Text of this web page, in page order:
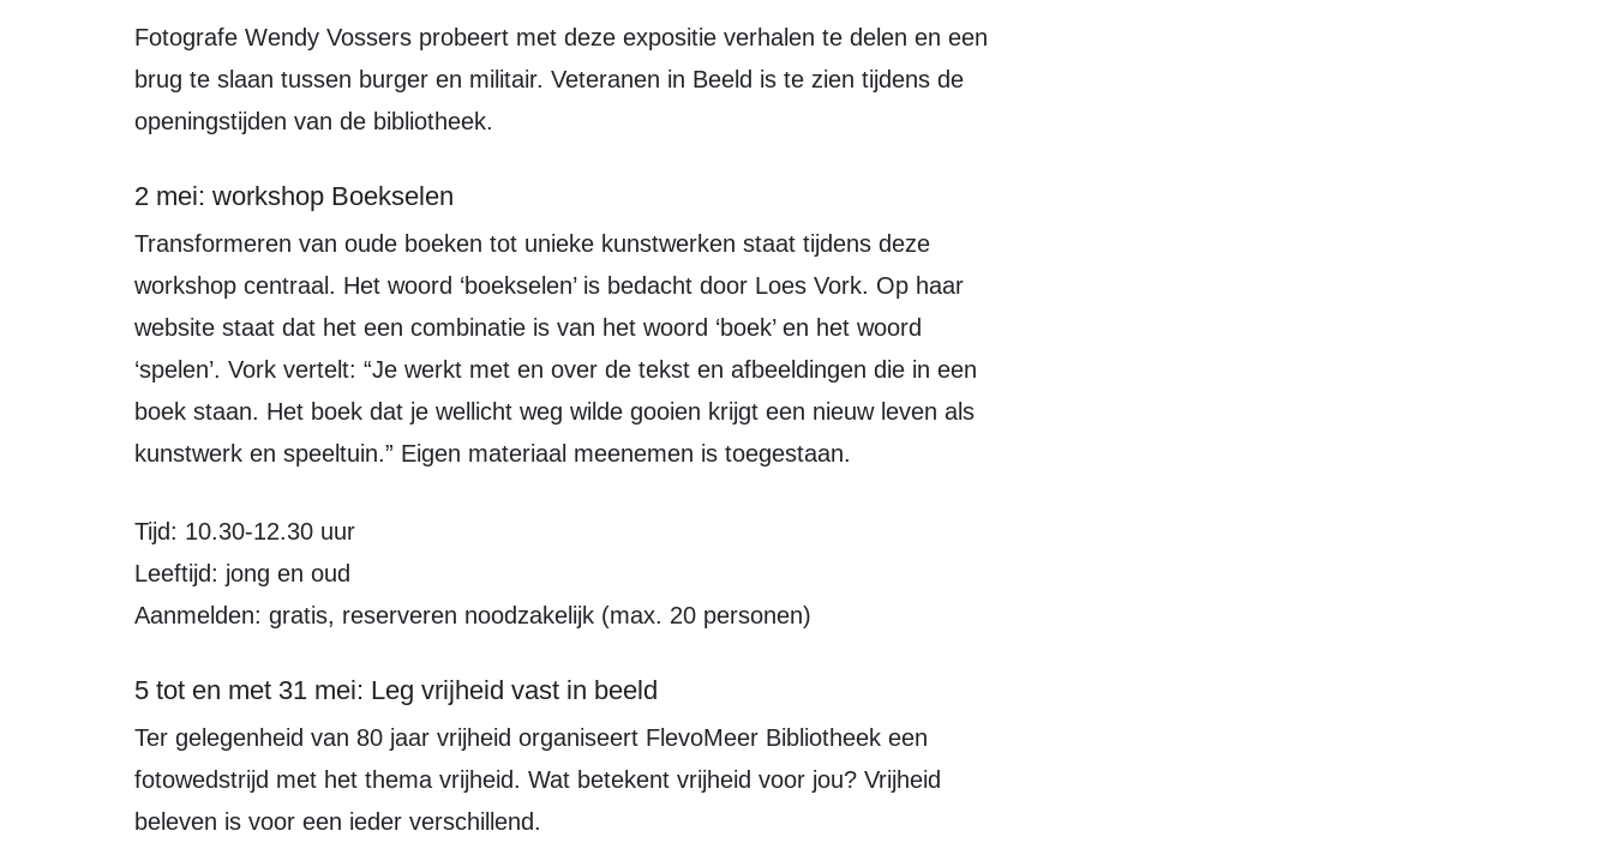
Fotografe Wendy Vossers probeert met deze expositie verhalen te delen en een
brug te slaan tussen burger en militair. Veteranen in Beeld is te zien tijdens de
openingstijden van de bibliotheek.
2 mei: workshop Boekselen
Transformeren van oude boeken tot unieke kunstwerken staat tijdens deze
workshop centraal. Het woord ‘boekselen’ is bedacht door Loes Vork. Op haar
website staat dat het een combinatie is van het woord ‘boek’ en het woord
‘spelen’. Vork vertelt: “Je werkt met en over de tekst en afbeeldingen die in een
boek staan. Het boek dat je wellicht weg wilde gooien krijgt een nieuw leven als
kunstwerk en speeltuin.” Eigen materiaal meenemen is toegestaan.
Tijd: 10.30-12.30 uur
Leeftijd: jong en oud
Aanmelden: gratis, reserveren noodzakelijk (max. 20 personen)
5 tot en met 31 mei: Leg vrijheid vast in beeld
Ter gelegenheid van 80 jaar vrijheid organiseert FlevoMeer Bibliotheek een
fotowedstrijd met het thema vrijheid. Wat betekent vrijheid voor jou? Vrijheid
beleven is voor een ieder verschillend.